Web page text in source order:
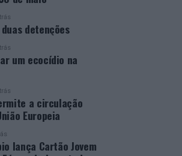
Frederico Ferreira Silva, Tiago
integraram o quadro principal,
modo, da reorganização dos wild
diretas de alguns jogadores.
Tiago Torres e Jaime Faria
melhores campanhas da edição,
os quartos de final. Torres assinou
mais marcantes do torneio ao
Tabilo, terceiro cabeça de
favoritos à conquista do título,
detenções
um ecocídio na
a circulação
Europeia
lança Cartão Jovem